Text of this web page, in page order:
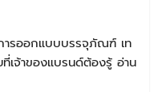
ารออกแบบบรรจุภัณฑ์ เท
เจ้าของแบรนด์ต้องรู้ อ่าน